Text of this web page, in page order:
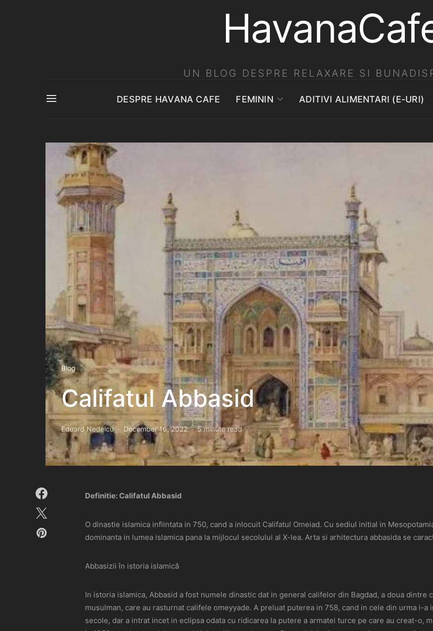
UN BLOG DESPRE RELAXARE SI
DESPRE HAVANA CAFE FEMININ ADITIVI ALIMENTARI (E-URI)
Blog
Califatul Abbasid
Eduard Nedelcu December 16, 2022 5 minute read
Definitie: Califatul Abbasid
O dinastie islamica infiintata in 750, cand a inlocuit Califatul Omeiad. Cu sediul initial in
dominanta in lumea islamica pana la mijlocul secolului al X-lea. Arta si arhitectura abbasida se
Abbasizii în istoria islamică
In istoria islamica, Abbasid a fost numele dinastic dat in general califelor din Bagdad, a doua
musulman, care au rasturnat califele omeyyade. A preluat puterea in 758, cand in cele din urma i-
secole, dar a intrat incet in eclipsa odata cu ridicarea la putere a armatei turce pe care au creat-o,